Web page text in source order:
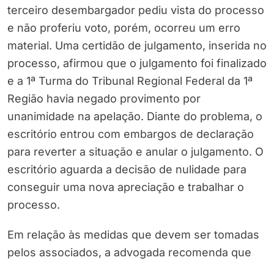
terceiro desembargador pediu vista do processo
e não proferiu voto, porém, ocorreu um erro
material. Uma certidão de julgamento, inserida no
processo, afirmou que o julgamento foi finalizado
e a 1ª Turma do Tribunal Regional Federal da 1ª
Região havia negado provimento por
unanimidade na apelação. Diante do problema, o
escritório entrou com embargos de declaração
para reverter a situação e anular o julgamento. O
escritório aguarda a decisão de nulidade para
conseguir uma nova apreciação e trabalhar o
processo.
Em relação às medidas que devem ser tomadas
pelos associados, a advogada recomenda que